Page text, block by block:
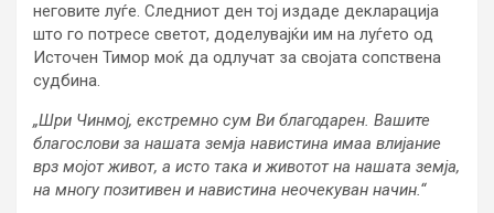
неговите луѓе. Следниот ден тој издаде декларација
што го потресе светот, доделувајќи им на луѓето од
Источен Тимор моќ да одлучат за својата сопствена
судбина.
„Шри Чинмој, екстремно сум Ви благодарен. Вашите
благослови за нашата земја навистина имаа влијание
врз мојот живот, a исто така и животот на нашата земја,
на многу позитивен и навистина неочекуван начин.“